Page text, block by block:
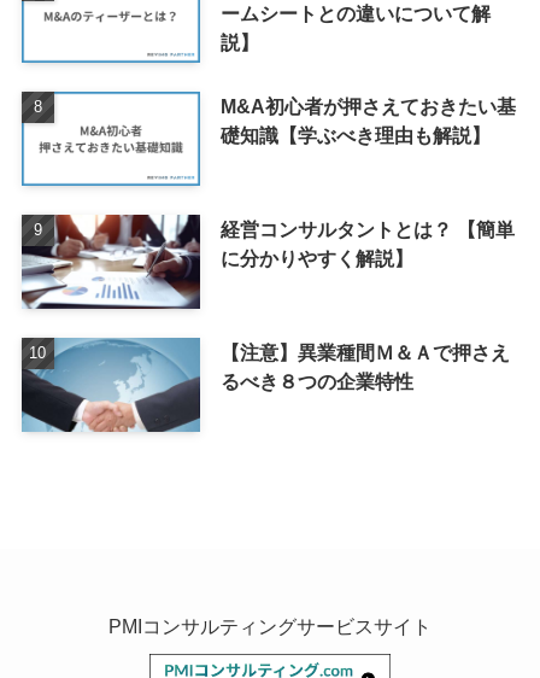
ームシートとの違いについて解
説】
M&A初心者が押さえておきたい基
礎知識【学ぶべき理由も解説】
経営コンサルタントとは？ 【簡単
に分かりやすく解説】
【注意】異業種間Ｍ＆Ａで押さえ
るべき８つの企業特性
PMIコンサルティングサービスサイト